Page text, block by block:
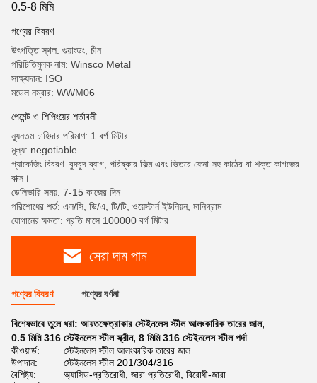
0.5-8 মিমি
পণ্যের বিবরণ
উৎপত্তি স্থল: গুয়াংডং, চীন
পরিচিতিমুলক নাম: Winsco Metal
সাক্ষ্যদান: ISO
মডেল নম্বার: WWM06
পেমেন্ট ও শিপিংয়ের শর্তাবলী
ন্যূনতম চাহিদার পরিমাণ: 1 বর্গ মিটার
মূল্য: negotiable
প্যাকেজিং বিবরণ: বুদবুদ ব্যাগ, পরিষ্কার ফিল্ম এবং ভিতরে ফেনা সহ কাঠের বা শক্ত কাগজের
বাক্স।
ডেলিভারি সময়: 7-15 কাজের দিন
পরিশোধের শর্ত: এল/সি, ডি/এ, টি/টি, ওয়েস্টার্ন ইউনিয়ন, মানিগ্রাম
যোগানের ক্ষমতা: প্রতি মাসে 100000 বর্গ মিটার
সেরা দাম পান
পণ্যের বিবরণ পণ্যের বর্ণনা
বিশেষভাবে তুলে ধরা: আয়তক্ষেত্রাকার স্টেইনলেস স্টীল আলংকারিক তারের জাল,
0.5 মিমি 316 স্টেইনলেস স্টীল স্ক্রীন, 8 মিমি 316 স্টেইনলেস স্টীল পর্দা
কীওয়ার্ড:
স্টেইনলেস স্টীল আলংকারিক তারের জাল
উপাদান:
স্টেইনলেস স্টীল 201/304/316
বৈশিষ্ট্য:
অ্যাসিড-প্রতিরোধী, জারা প্রতিরোধী, বিরোধী-জারা